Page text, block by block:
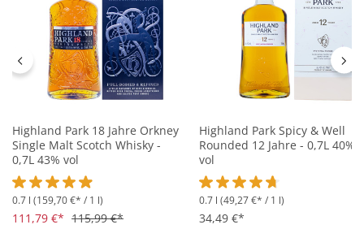
Highland Park 18 Jahre Orkney
Single Malt Scotch Whisky -
0,7L 43% vol
Durchschnittliche Bewertung von 4.8 von 5 Sternen
0.7 l (159,70 €* / 1 l)
111,79 €* 115,99 €*
Highland Park Spicy & Well
Rounded 12 Jahre - 0,7L 40%
vol
Durchschnittliche
0.7 l (49,27 €* / 1 l)
34,49 €*